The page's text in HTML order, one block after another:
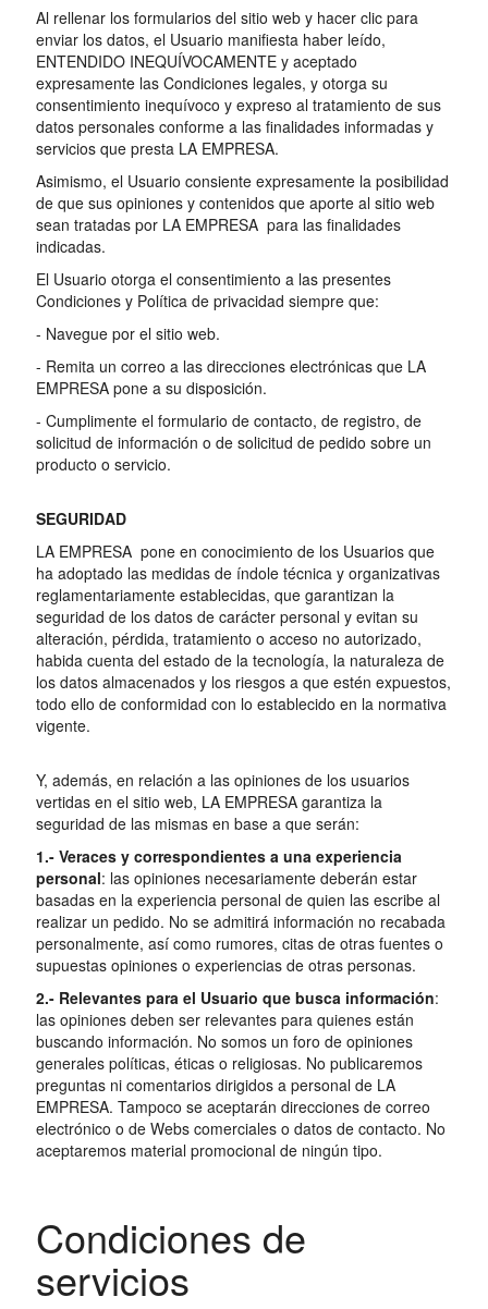
Al rellenar los formularios del sitio web y hacer clic para
enviar los datos, el Usuario manifiesta haber leído,
ENTENDIDO INEQUÍVOCAMENTE y aceptado
expresamente las Condiciones legales, y otorga su
consentimiento inequívoco y expreso al tratamiento de sus
datos personales conforme a las finalidades informadas y
servicios que presta LA EMPRESA.
Asimismo, el Usuario consiente expresamente la posibilidad
de que sus opiniones y contenidos que aporte al sitio web
sean tratadas por LA EMPRESA para las finalidades
indicadas.
El Usuario otorga el consentimiento a las presentes
Condiciones y Política de privacidad siempre que:
- Navegue por el sitio web.
- Remita un correo a las direcciones electrónicas que LA
EMPRESA pone a su disposición.
- Cumplimente el formulario de contacto, de registro, de
solicitud de información o de solicitud de pedido sobre un
producto o servicio.
SEGURIDAD
LA EMPRESA pone en conocimiento de los Usuarios que
ha adoptado las medidas de índole técnica y organizativas
reglamentariamente establecidas, que garantizan la
seguridad de los datos de carácter personal y evitan su
alteración, pérdida, tratamiento o acceso no autorizado,
habida cuenta del estado de la tecnología, la naturaleza de
los datos almacenados y los riesgos a que estén expuestos,
todo ello de conformidad con lo establecido en la normativa
vigente.
Y, además, en relación a las opiniones de los usuarios
vertidas en el sitio web, LA EMPRESA garantiza la
seguridad de las mismas en base a que serán:
1.- Veraces y correspondientes a una experiencia
personal: las opiniones necesariamente deberán estar
basadas en la experiencia personal de quien las escribe al
realizar un pedido. No se admitirá información no recabada
personalmente, así como rumores, citas de otras fuentes o
supuestas opiniones o experiencias de otras personas.
2.- Relevantes para el Usuario que busca información:
las opiniones deben ser relevantes para quienes están
buscando información. No somos un foro de opiniones
generales políticas, éticas o religiosas. No publicaremos
preguntas ni comentarios dirigidos a personal de LA
EMPRESA. Tampoco se aceptarán direcciones de correo
electrónico o de Webs comerciales o datos de contacto. No
aceptaremos material promocional de ningún tipo.
Condiciones de
servicios